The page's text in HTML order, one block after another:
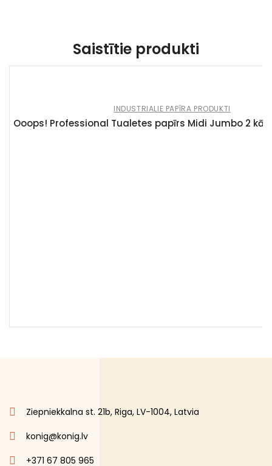
Saistītie produkti
INDUSTRIALIE PAPĪRA PRODUKTI
Ooops! Professional Tualetes papīrs Midi Jumbo 2
Ziepniekkalna st. 21b, Riga, LV-1004, Latvia
konig@konig.lv
+371 67 805 965